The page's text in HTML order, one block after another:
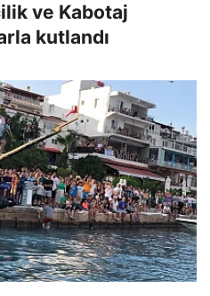
ve Kabotaj
kutlandı